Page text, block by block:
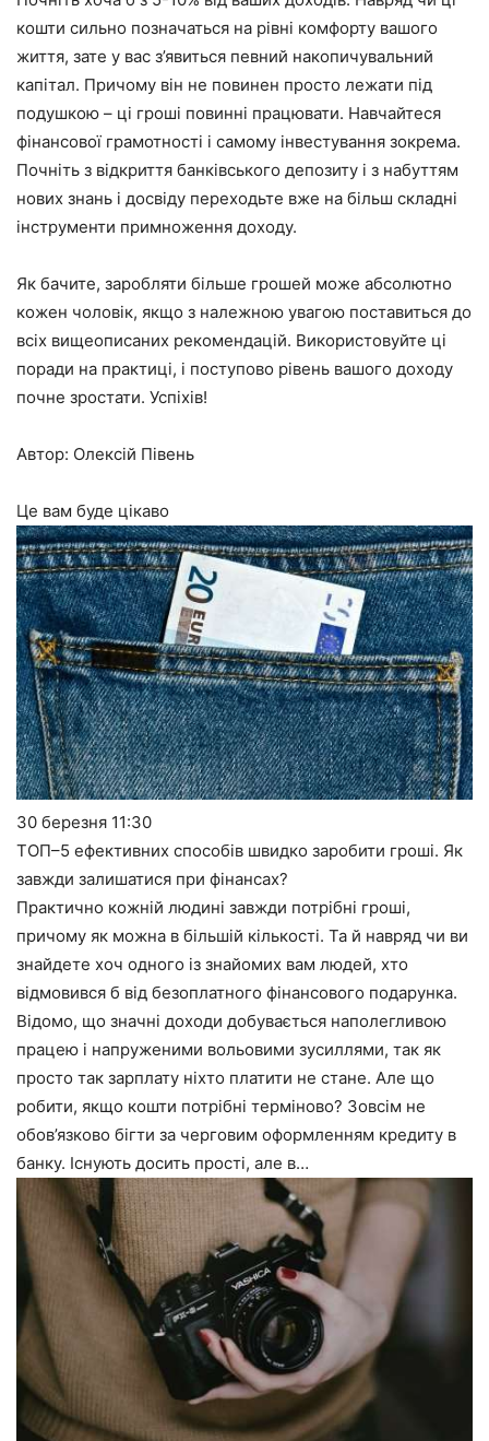
кошти сильно позначаться на рівні комфорту вашого
життя, зате у вас з’явиться певний накопичувальний
капітал. Причому він не повинен просто лежати під
подушкою – ці гроші повинні працювати. Навчайтеся
фінансової грамотності і самому інвестування зокрема.
Почніть з відкриття банківського депозиту і з набуттям
нових знань і досвіду переходьте вже на більш складні
інструменти примноження доходу.
Як бачите, заробляти більше грошей може абсолютно
кожен чоловік, якщо з належною увагою поставиться до
всіх вищеописаних рекомендацій. Використовуйте ці
поради на практиці, і поступово рівень вашого доходу
почне зростати. Успіхів!
Автор: Олексій Півень
Це вам буде цікаво
30 березня 11:30
ТОП–5 ефективних способів швидко заробити гроші. Як
завжди залишатися при фінансах?
Практично кожній людині завжди потрібні гроші,
причому як можна в більшій кількості. Та й навряд чи ви
знайдете хоч одного із знайомих вам людей, хто
відмовився б від безоплатного фінансового подарунка.
Відомо, що значні доходи добувається наполегливою
працею і напруженими вольовими зусиллями, так як
просто так зарплату ніхто платити не стане. Але що
робити, якщо кошти потрібні терміново? Зовсім не
обов’язково бігти за черговим оформленням кредиту в
банку. Існують досить прості, але в…